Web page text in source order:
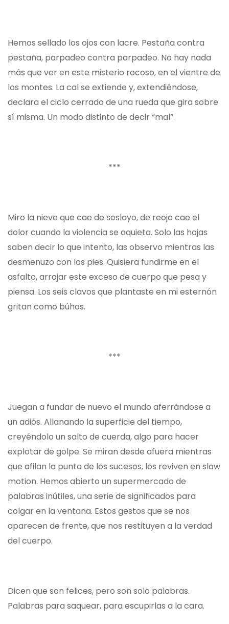
Hemos sellado los ojos con lacre. Pestaña contra
pestaña, parpadeo contra parpadeo. No hay nada
más que ver en este misterio rocoso, en el vientre de
los montes. La cal se extiende y, extendiéndose,
declara el ciclo cerrado de una rueda que gira sobre
sí misma. Un modo distinto de decir “mal”.
***
Miro la nieve que cae de soslayo, de reojo cae el
dolor cuando la violencia se aquieta. Solo las hojas
saben decir lo que intento, las observo mientras las
desmenuzo con los pies. Quisiera fundirme en el
asfalto, arrojar este exceso de cuerpo que pesa y
piensa. Los seis clavos que plantaste en mi esternón
gritan como búhos.
***
Juegan a fundar de nuevo el mundo aferrándose a
un adiós. Allanando la superficie del tiempo,
creyéndolo un salto de cuerda, algo para hacer
explotar de golpe. Se miran desde afuera mientras
que afilan la punta de los sucesos, los reviven en slow
motion. Hemos abierto un supermercado de
palabras inútiles, una serie de significados para
colgar en la ventana. Estos gestos que se nos
aparecen de frente, que nos restituyen a la verdad
del cuerpo.
Dicen que son felices, pero son solo palabras.
Palabras para saquear, para escupirlas a la cara.